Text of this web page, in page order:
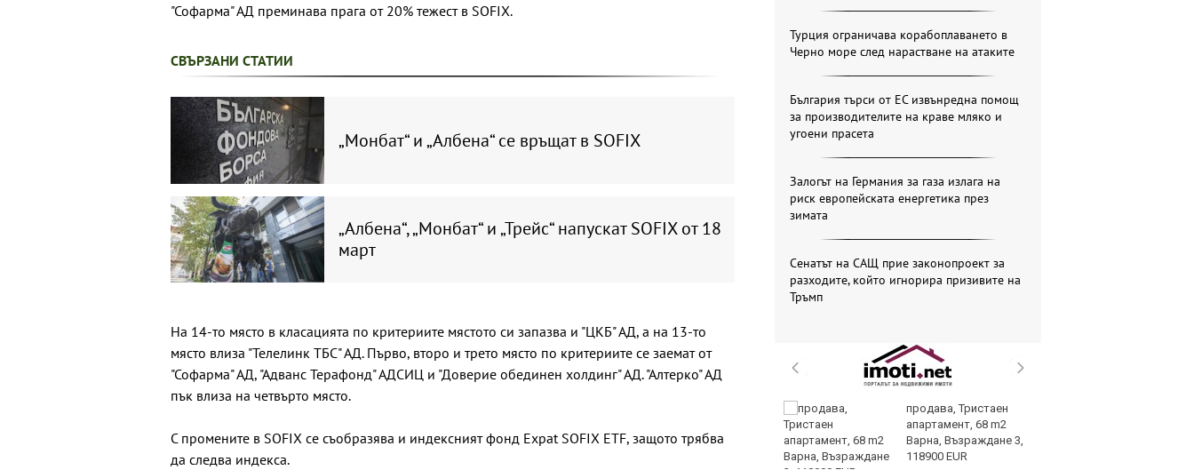
"Софарма" АД преминава прага от 20% тежест в SOFIX.
СВЪРЗАНИ СТАТИИ
„Монбат“ и „Албена“ се връщат в SOFIX
„Албена“, „Монбат“ и „Трейс“ напускат SOFIX от 18
март
На 14-то място в класацията по критериите мястото си запазва и "ЦКБ" АД, а на 13-то
място влиза "Телелинк ТБС" АД. Първо, второ и трето място по критериите се заемат от
"Софарма" АД, "Адванс Терафонд" АДСИЦ и "Доверие обединен холдинг" АД. "Алтерко" АД
пък влиза на четвърто място.
С промените в SOFIX се съобразява и индексният фонд Expat SOFIX ETF, защото трябва
да следва индекса.
Турция ограничава корабоплаването в
Черно море след нарастване на атаките
България търси от ЕС извънредна помощ
за производителите на краве мляко и
угоени прасета
Залогът на Германия за газа излага на
риск европейската енергетика през
зимата
Сенатът на САЩ прие законопроект за
разходите, който игнорира призивите на
Тръмп
да избере кои плажни
продава, Тристаен
апартамент, 68 m2
Варна, Възраждане 3,
118900 EUR